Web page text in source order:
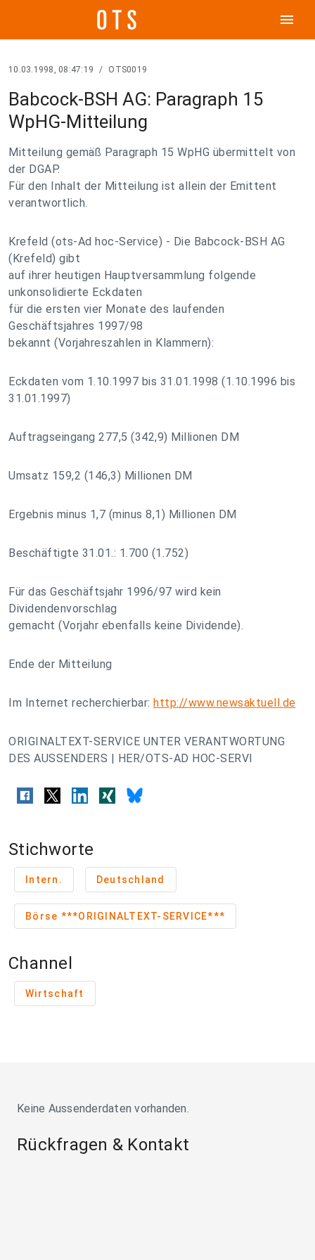
menu
10.03.1998, 08:47:19 / OTS0019
Babcock-BSH AG: Paragraph 15
WpHG-Mitteilung
Mitteilung gemäß Paragraph 15 WpHG übermittelt von
der DGAP.
Für den Inhalt der Mitteilung ist allein der Emittent
verantwortlich.
Krefeld (ots-Ad hoc-Service) - Die Babcock-BSH AG
(Krefeld) gibt
auf ihrer heutigen Hauptversammlung folgende
unkonsolidierte Eckdaten
für die ersten vier Monate des laufenden
Geschäftsjahres 1997/98
bekannt (Vorjahreszahlen in Klammern):
Eckdaten vom 1.10.1997 bis 31.01.1998 (1.10.1996 bis
31.01.1997)
Auftragseingang 277,5 (342,9) Millionen DM
Umsatz 159,2 (146,3) Millionen DM
Ergebnis minus 1,7 (minus 8,1) Millionen DM
Beschäftigte 31.01.: 1.700 (1.752)
Für das Geschäftsjahr 1996/97 wird kein
Dividendenvorschlag
gemacht (Vorjahr ebenfalls keine Dividende).
Ende der Mitteilung
Im Internet recherchierbar: http://www.newsaktuell.de
ORIGINALTEXT-SERVICE UNTER VERANTWORTUNG
DES AUSSENDERS | HER/OTS-AD HOC-SERVI
Stichworte
Intern. Deutschland
Börse ***ORIGINALTEXT-SERVICE***
Channel
Wirtschaft
Keine Aussenderdaten vorhanden.
Rückfragen & Kontakt